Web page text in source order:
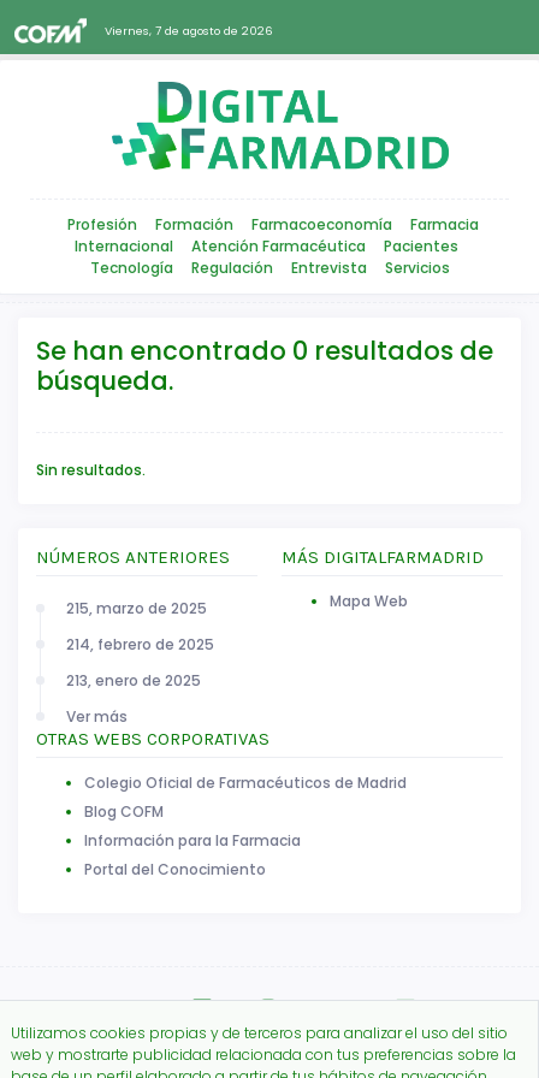
Viernes, 7 de agosto de 2026
Profesión Formación Farmacoeconomía
Farmacia
Internacional
Atención Farmacéutica
Pacientes
Tecnología
Regulación Entrevista Servicios
Se han encontrado 0 resultados de
búsqueda.
Sin resultados.
NÚMEROS ANTERIORES
215, marzo de 2025
214, febrero de 2025
213, enero de 2025
Ver más
MÁS DIGITALFARMADRID
Mapa Web
OTRAS WEBS CORPORATIVAS
Colegio Oficial de Farmacéuticos de Madrid
Blog COFM
Información para la Farmacia
Portal del Conocimiento
Utilizamos cookies propias y de terceros para analizar el uso del sitio
web y mostrarte publicidad relacionada con tus preferencias sobre la